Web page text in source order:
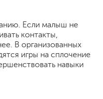
Если малыш не
контакты,
В организованных
игры на сплочение
навыки